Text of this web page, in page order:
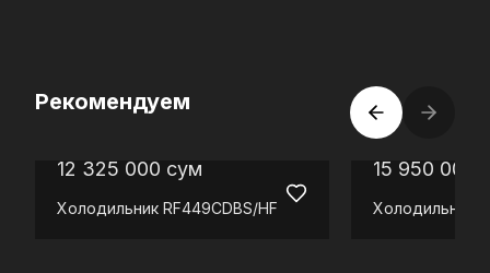
Рекомендуем
12 325 000 сум
Холодильник RF449CDBS/HF
15 950 000
Холодильник